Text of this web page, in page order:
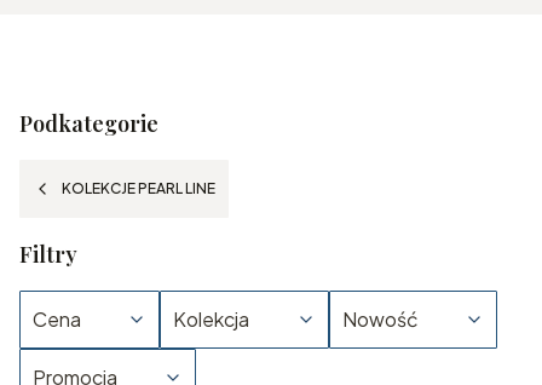
Podkategorie
KOLEKCJE PEARL LINE
Filtry
Cena Kolekcja Nowość
Promocja